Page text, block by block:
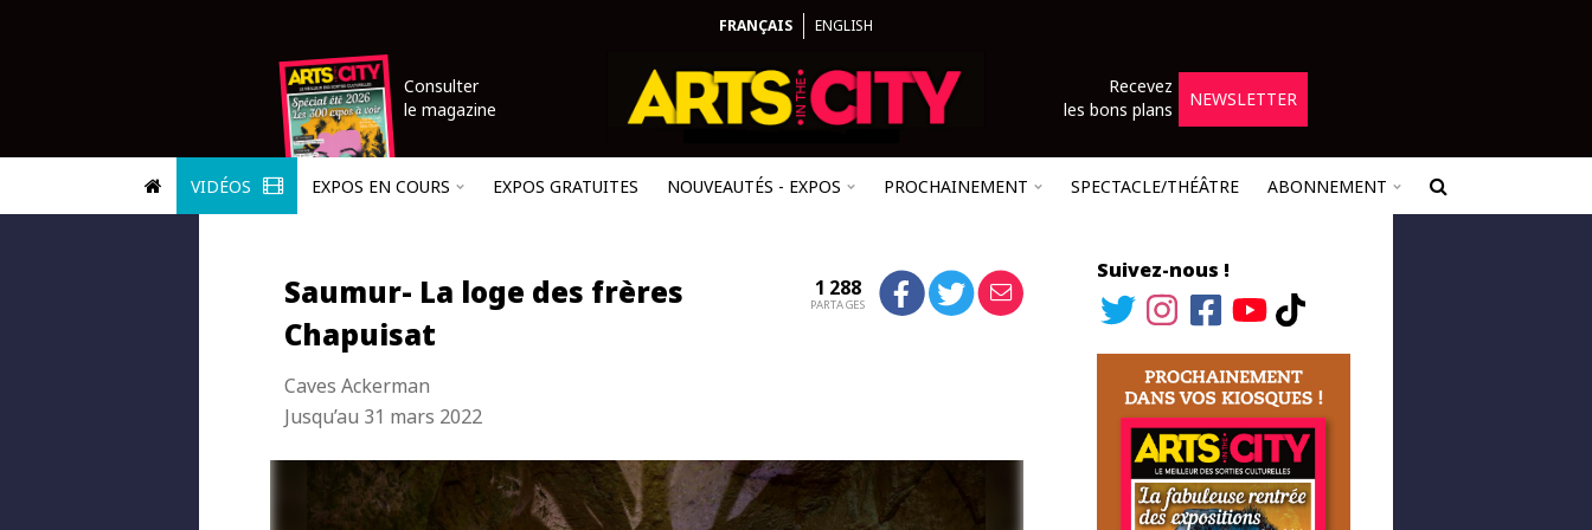
FRANÇAIS ENGLISH
Consulter
le magazine
Recevez
les bons plans
NEWSLETTER
VIDÉOS EXPOS EN COURS EXPOS GRATUITES NOUVEAUTÉS - EXPOS PROCHAINEMENT SPECTACLE/THÉÂTRE ABONNEMENT
Saumur- La loge des frères
Chapuisat
Caves Ackerman
Jusqu’au 31 mars 2022
1 288
PARTAGES
Suivez-nous !